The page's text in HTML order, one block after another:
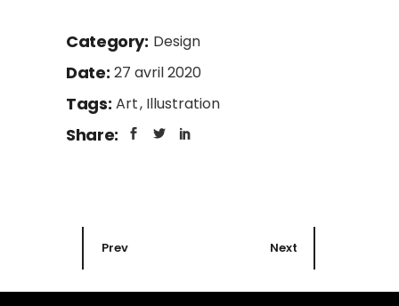
Category: Design
Date: 27 avril 2020
Tags: Art Illustration
Share:
Prev Next